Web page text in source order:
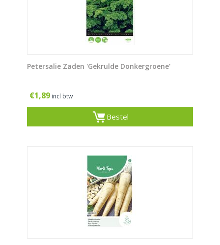
Petersalie Zaden 'Gekrulde Donkergroene'
€1,89 incl btw
Bestel